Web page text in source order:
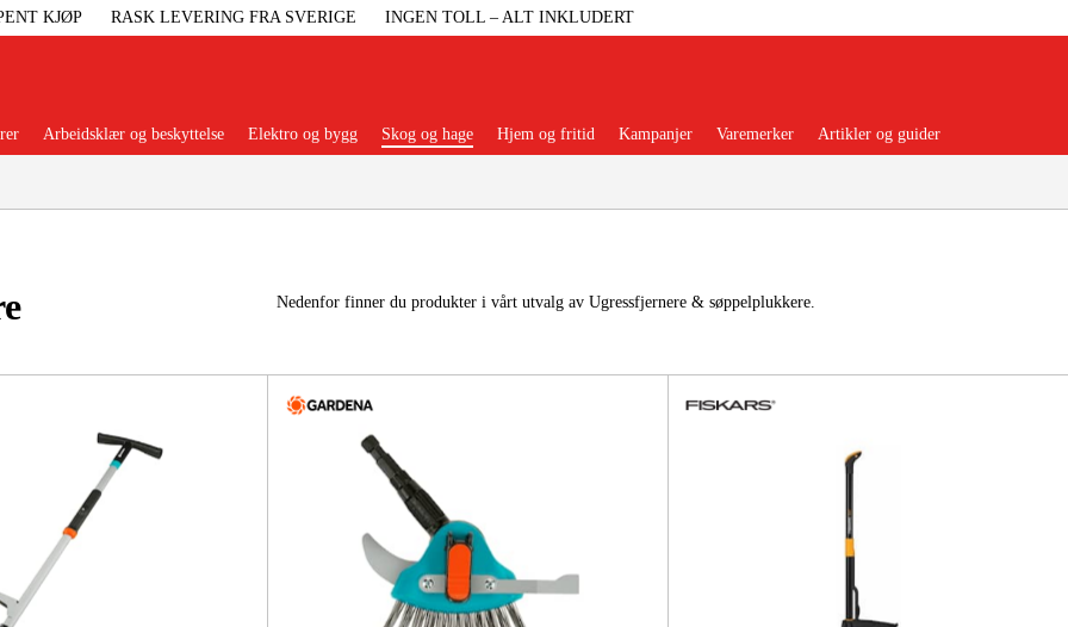
KJØP RASK LEVERING FRA SVERIGE INGEN TOLL – ALT INKLUDERT
Maskintilbehør Og Forbruksvarer
Arbeidsklær Og Beskyttelse
Elektro Og Bygg
Skog Og Hage
Hjem Og Fritid
Kampanjer
Arbeidsklær og beskyttelse Elektro og bygg Skog og hage Hjem og fritid Kampanjer Varemerker Artikler og guider
Nedenfor finner du produkter i vårt utvalg av Ugressfjernere & søppelplukkere.